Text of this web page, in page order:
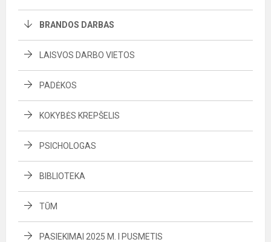
BRANDOS DARBAS
LAISVOS DARBO VIETOS
PADĖKOS
KOKYBĖS KREPŠELIS
PSICHOLOGAS
BIBLIOTEKA
TŪM
PASIEKIMAI 2025 M. I PUSMETIS